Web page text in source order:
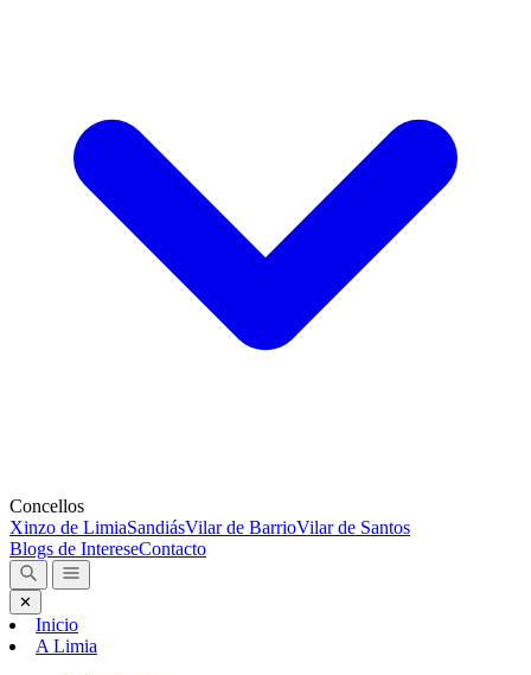
Concellos
Xinzo de LimiaSandiásVilar de BarrioVilar de Santos
Blogs de IntereseContacto
✕
Inicio
A Limia